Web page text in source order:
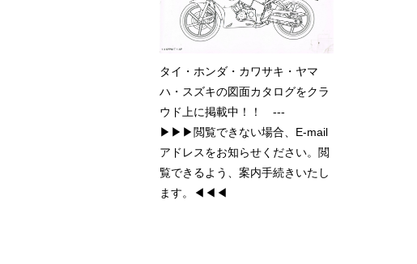
タイ・ホンダ・カワサキ・ヤマ
ハ・スズキの図面カタログをクラ
ウド上に掲載中！！ ---
▶▶▶閲覧できない場合、E-mail
アドレスをお知らせください。閲
覧できるよう、案内手続きいたし
ます。◀◀◀